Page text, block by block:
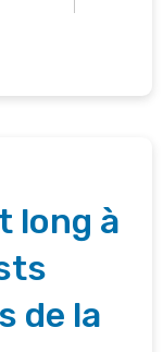
long à
de la